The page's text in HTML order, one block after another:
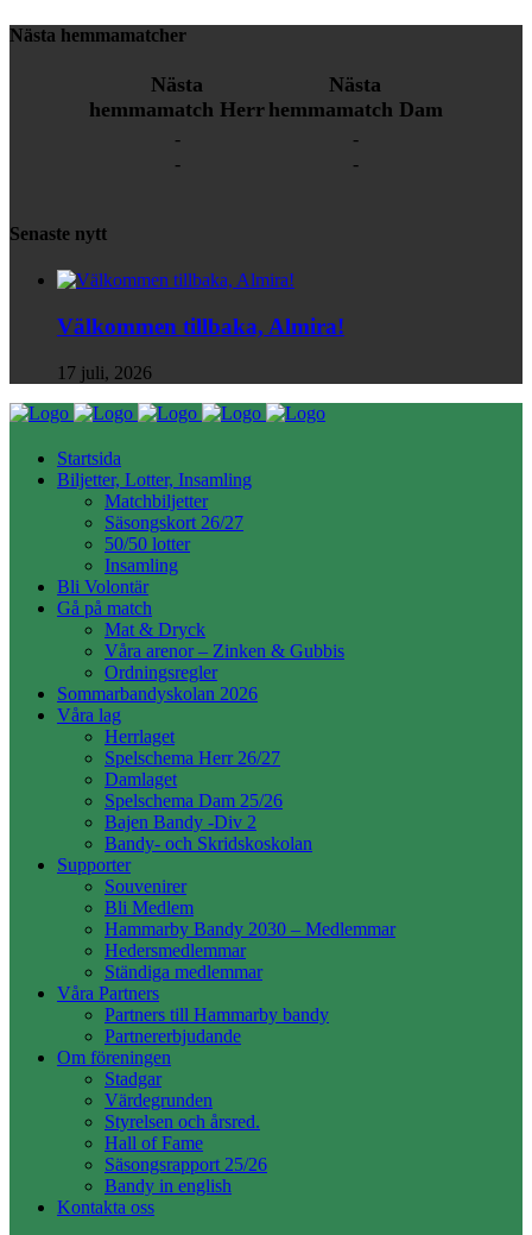
Nästa hemmamatcher
Nästa
hemmamatch Herr
-
-
Nästa
hemmamatch Dam
-
-
Senaste nytt
Välkommen tillbaka, Almira!
17 juli, 2026
Startsida
Biljetter, Lotter, Insamling
Matchbiljetter
Säsongskort 26/27
50/50 lotter
Insamling
Bli Volontär
Gå på match
Mat & Dryck
Våra arenor – Zinken & Gubbis
Ordningsregler
Sommarbandyskolan 2026
Våra lag
Herrlaget
Spelschema Herr 26/27
Damlaget
Spelschema Dam 25/26
Bajen Bandy -Div 2
Bandy- och Skridskoskolan
Supporter
Souvenirer
Bli Medlem
Hammarby Bandy 2030 – Medlemmar
Hedersmedlemmar
Ständiga medlemmar
Våra Partners
Partners till Hammarby bandy
Partnererbjudande
Om föreningen
Stadgar
Värdegrunden
Styrelsen och årsred.
Hall of Fame
Säsongsrapport 25/26
Bandy in english
Kontakta oss